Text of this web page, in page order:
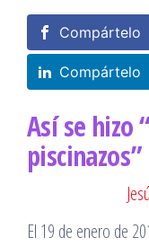
Compártelo
Compártelo
Así se hizo
piscinazos”
El 19 de enero de